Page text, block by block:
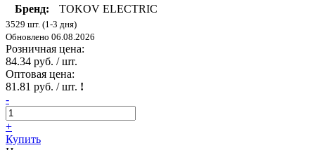
Бренд:
TOKOV ELECTRIC
3529 шт. (1-3 дня)
Обновлено 06.08.2026
Розничная цена:
84.34 руб. / шт.
Оптовая цена:
81.81 руб. / шт. !
-
+
Купить